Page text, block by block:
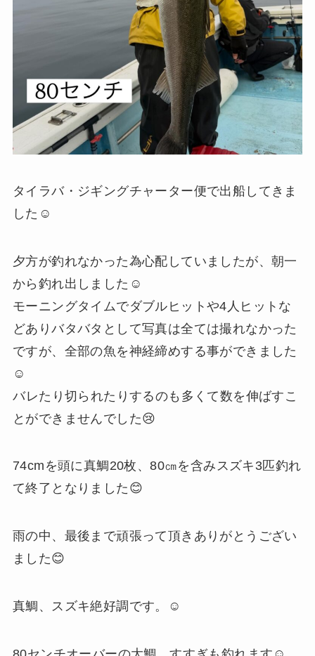
タイラバ・ジギングチャーター便で出船してきま
した☺️
夕方が釣れなかった為心配していましたが、朝一
から釣れ出しました☺️
モーニングタイムでダブルヒットや4人ヒットな
どありバタバタとして写真は全ては撮れなかった
ですが、全部の魚を神経締めする事ができました
☺️
⁡バレたり切られたりするのも多くて数を伸ばすこ
とができませんでした😢
74cmを頭に真鯛20枚、80㎝を含みスズキ3匹釣れ
て終了となりました😊
雨の中、最後まで頑張って頂きありがとうござい
ました😊
真鯛、スズキ絶好調です。☺️